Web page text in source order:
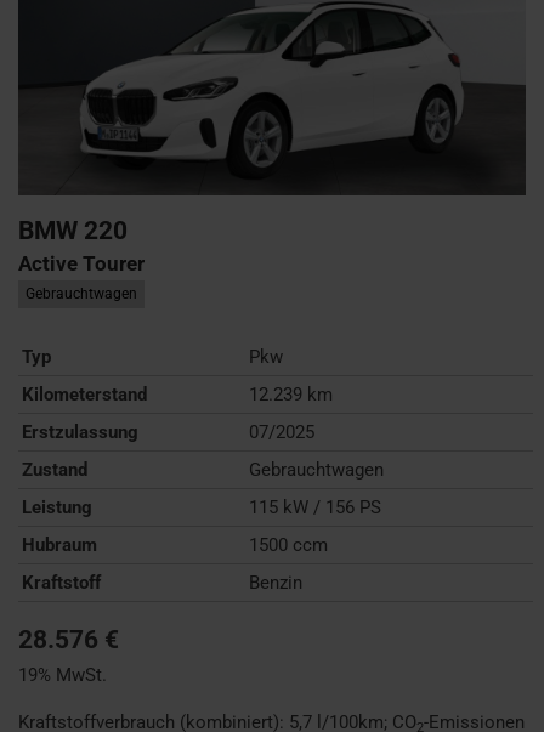
BMW 220
Active Tourer
Gebrauchtwagen
Typ
Pkw
Kilometerstand
12.239 km
Erstzulassung
07/2025
Zustand
Gebrauchtwagen
Leistung
115 kW / 156 PS
Hubraum
1500 ccm
Kraftstoff
Benzin
28.576 €
19% MwSt.
Kraftstoffverbrauch (kombiniert): 5,7 l/100km; CO2-Emissionen